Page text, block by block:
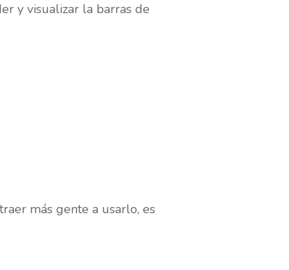
y visualizar la barras de
más gente a usarlo, es